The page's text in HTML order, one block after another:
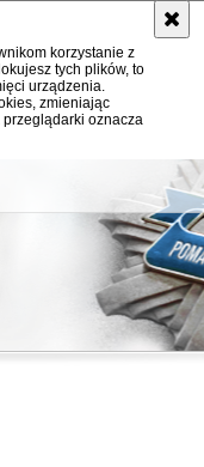
korzystanie z
tych plików, to
urządzenia.
zmieniając
oznacza